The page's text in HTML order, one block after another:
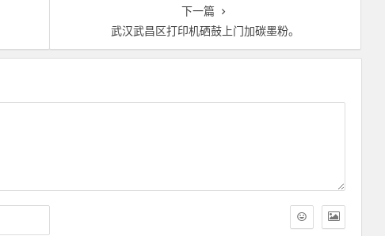
下一篇
武汉武昌区打印机硒鼓上门加碳墨粉。